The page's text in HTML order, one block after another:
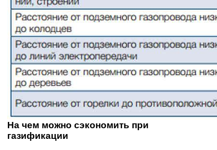
На чем можно сэкономить при
газификации